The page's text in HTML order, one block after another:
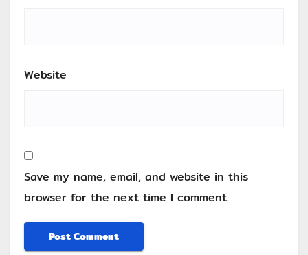
Website
Save my name, email, and website in this
browser for the next time I comment.